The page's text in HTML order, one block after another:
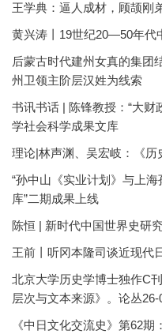
王学典：逼人成材，顾颉刚
黄兴涛丨19世纪20—50年代
后蒙古时代建州女真的集
州卫领主阶层汉姓为线索
书讯书话 | 陈锋教授：“大财
学社会科学成果文库
理论|林声渊、吴宏岐：《历
“孙中山《实业计划》与上
库”二期成果上线
陈恒 | 新时代中国世界史研
王前丨听冈本隆司谈近现代
北京大学历史学博士独作C
层次与文本来源》。论丛26-
《中日文化交流史》第62